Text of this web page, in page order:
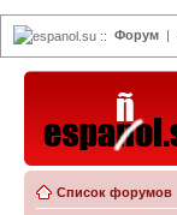
espanol.su :: Форум |
Список форумов